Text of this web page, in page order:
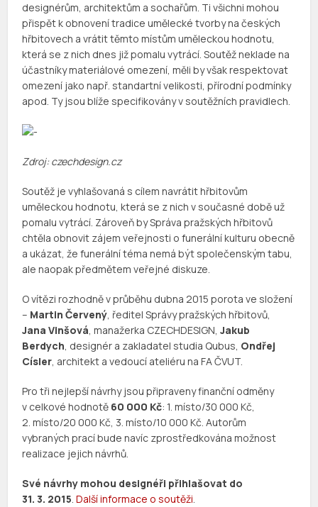
designérům, architektům a sochařům. Ti všichni mohou
přispět k obnovení tradice umělecké tvorby na českých
hřbitovech a vrátit těmto místům uměleckou hodnotu,
která se z nich dnes již pomalu vytrácí. Soutěž neklade na
účastníky materiálové omezení, měli by však respektovat
omezení jako např. standartní velikosti, přírodní podmínky
apod. Ty jsou blíže specifikovány v soutěžních pravidlech.
Zdroj: czechdesign.cz
Soutěž je vyhlašovaná s cílem navrátit hřbitovům
uměleckou hodnotu, která se z nich v současné době už
pomalu vytrácí. Zároveň by Správa pražských hřbitovů
chtěla obnovit zájem veřejnosti o funerální kulturu obecně
a ukázat, že funerální téma nemá být společenským tabu,
ale naopak předmětem veřejné diskuze.
O vítězi rozhodně v průběhu dubna 2015 porota ve složení
– Martin Červený, ředitel Správy pražských hřbitovů,
Jana Vinšová, manažerka CZECHDESIGN,Jakub
Berdych, designér a zakladatel studia Qubus, Ondřej
Císler, architekt a vedoucí ateliéru na FA ČVUT.
Pro tři nejlepší návrhy jsou připraveny finanční odměny
v celkové hodnotě 60 000 Kč: 1. místo/30 000 Kč,
2. místo/20 000 Kč, 3. místo/10 000 Kč. Autorům
vybraných prací bude navíc zprostředkována možnost
realizace jejich návrhů.
Své návrhy mohou designéři přihlašovat do
31. 3. 2015.Další informace o soutěži.